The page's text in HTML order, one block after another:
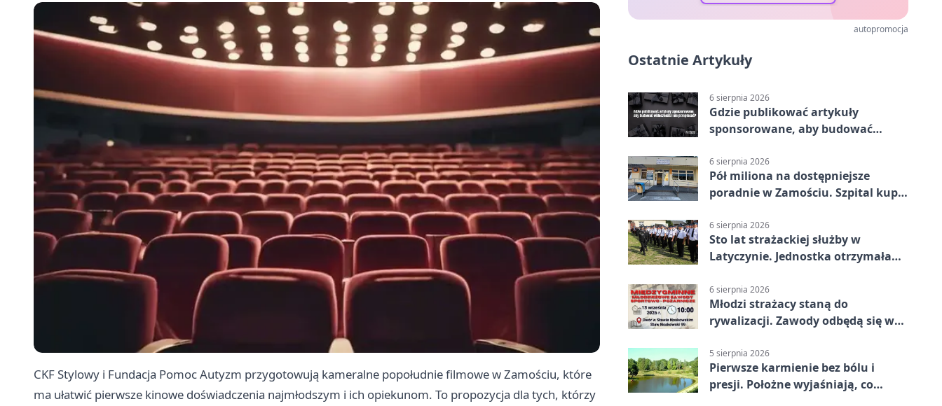
CKF Stylowy i Fundacja Pomoc Autyzm przygotowują kameralne popołudnie filmowe w Zamościu, które
ma ułatwić pierwsze kinowe doświadczenia najmłodszym i ich opiekunom. To propozycja dla tych, którzy
autopromocja
Ostatnie Artykuły
6 sierpnia 2026
Gdzie publikować artykuły
sponsorowane, aby budować
6 sierpnia 2026
Pół miliona na dostępniejsze
poradnie w Zamościu. Szpital kupi
6 sierpnia 2026
Sto lat strażackiej służby w
Latyczynie. Jednostka otrzymała
6 sierpnia 2026
Młodzi strażacy staną do
rywalizacji. Zawody odbędą się w
5 sierpnia 2026
Pierwsze karmienie bez bólu i
presji. Położne wyjaśniają, co